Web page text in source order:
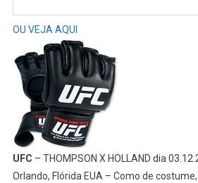
OU VEJA AQUI
UFC – THOMPSON X HOLLAND dia
Orlando, Flórida EUA – Como de